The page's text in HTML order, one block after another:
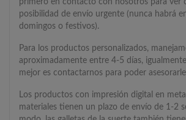
primero en contacto con nosotros para ver
posibilidad de envío urgente (nunca habrá
domingos o festivos).
Para los productos personalizados,
aproximadamente entre 4-5 días,
mejor es contactarnos para poder
Los productos con impresión digital en
materiales tienen un plazo de envío de 1-2